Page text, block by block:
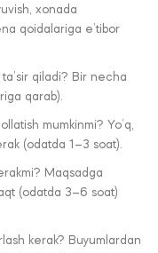
xonada
qoidalariga e’tibor
qiladi? Bir necha
qarab).
mumkinmi? Yo’q,
(odatda 1–3 soat).
Maqsadga
(odatda 3–6 soat)
kerak? Buyumlardan